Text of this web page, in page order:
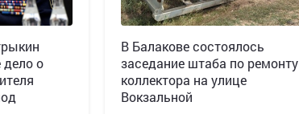
дело о
В Балакове состоялось
заседание штаба по ремонту
коллектора на улице
Вокзальной